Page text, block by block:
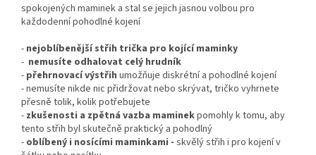
spokojených maminek a stal se jejich jasnou volbou pro
každodenní pohodlné kojení
- nejoblíbenější střih trička pro kojící maminky
- nemusíte odhalovat celý hrudník
- přehrnovacívýstřih umožňuje diskrétní a pohodlné kojení
- nemusíte nikde nic přidržovat nebo skrývat, tričko vyhrnete
přesně tolik, kolik potřebujete
- zkušenosti a zpětná vazba maminekpomohly k tomu, aby
tento střih byl skutečně praktický a pohodlný
- oblíbený i nosícími maminkami - skvělý střih i pro kojení v